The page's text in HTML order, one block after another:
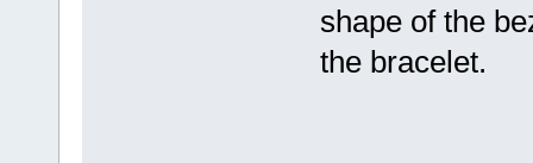
shape of the
the bracelet.